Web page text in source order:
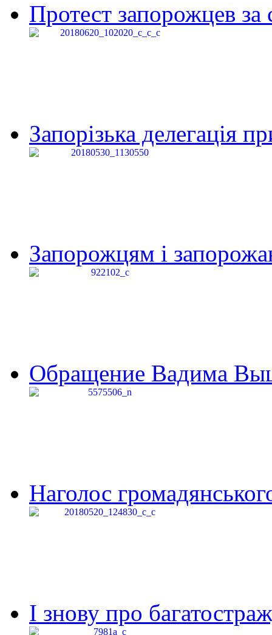
Протест запорожцев за
Запорізька делегація
Запорожцям і
Обращение Вадима
Наголос
І знову про